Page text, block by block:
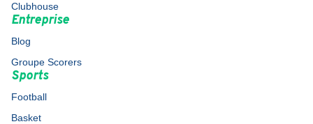
Clubhouse
Entreprise
Blog
Groupe Scorers
Sports
Football
Basket